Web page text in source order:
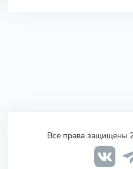
Все права защищены